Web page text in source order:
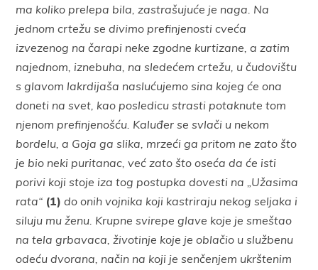
ma koliko prelepa bila, zastrašujuće je naga. Na
jednom crtežu se divimo prefinjenosti cveća
izvezenog na čarapi neke zgodne kurtizane, a zatim
najednom, iznebuha, na sledećem crtežu, u čudovištu
s glavom lakrdijaša naslućujemo sina kojeg će ona
doneti na svet, kao posledicu strasti potaknute tom
njenom prefinjenošću. Kaluđer se svlači u nekom
bordelu, a Goja ga slika, mrzeći ga pritom ne zato što
je bio neki puritanac, već zato što oseća da će isti
porivi koji stoje iza tog postupka dovesti na „Užasima
rata“ (1) do onih vojnika koji kastriraju nekog seljaka i
siluju mu ženu. Krupne svirepe glave koje je smeštao
na tela grbavaca, životinje koje je oblačio u službenu
odeću dvorana, način na koji je senčenjem ukrštenim